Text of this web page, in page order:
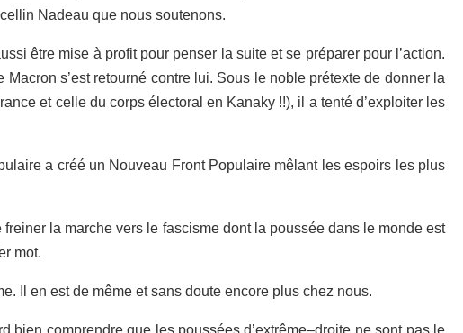
Nadeau que nous soutenons.
être mise à profit pour penser la suite et se préparer pour l’action.
s’est retourné contre lui. Sous le noble prétexte de donner la
et celle du corps électoral en Kanaky !!), il a tenté d’exploiter les
a créé un Nouveau Front Populaire mêlant les espoirs les plus
la marche vers le fascisme dont la poussée dans le monde est
mot.
Il en est de même et sans doute encore plus chez nous.
bien comprendre que les poussées d’extrême–droite ne sont pas le